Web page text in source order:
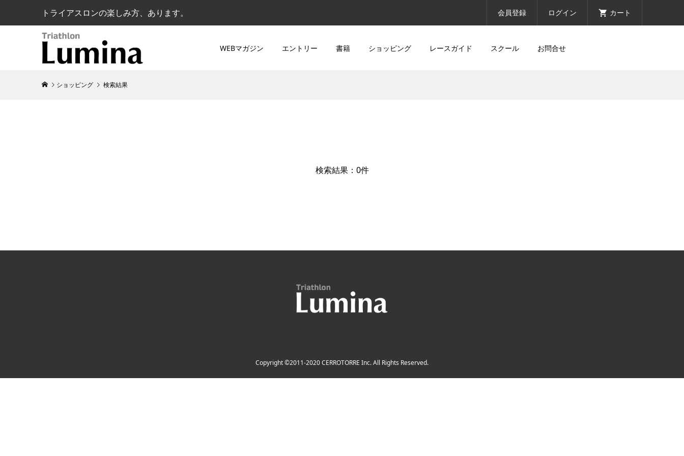
トライアスロンの楽しみ方、あります。 会員登録 ログイン カート
WEBマガジン エントリー 書籍 ショッピング レースガイド スクール お問合せ
ショッピング 検索結果
検索結果：0件
Copyright ©2011-2020 CERROTORRE Inc. All Rights Reserved.